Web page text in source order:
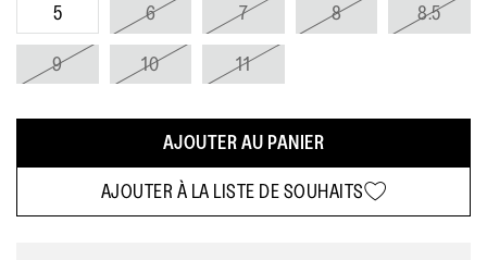
5
6 7 8 8.5
9 10 11
AJOUTER AU PANIER
AJOUTER À LA LISTE DE SOUHAITS